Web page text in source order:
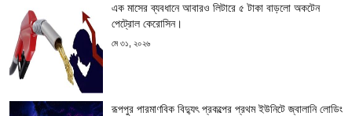
এক মাসের ব্যবধানে আবারও লিটারে ৫ টাকা বাড়লো অকটেন
পেট্রোল কেরোসিন।
মে ৩১, ২০২৬
রূপপুর পারমাণবিক বিদ্যুৎ প্রকল্পের প্রথম ইউনিটে জ্বালানি লোডিং